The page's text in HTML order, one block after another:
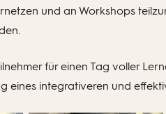
und an Workshops
für einen Tag voller
eines integrativeren und